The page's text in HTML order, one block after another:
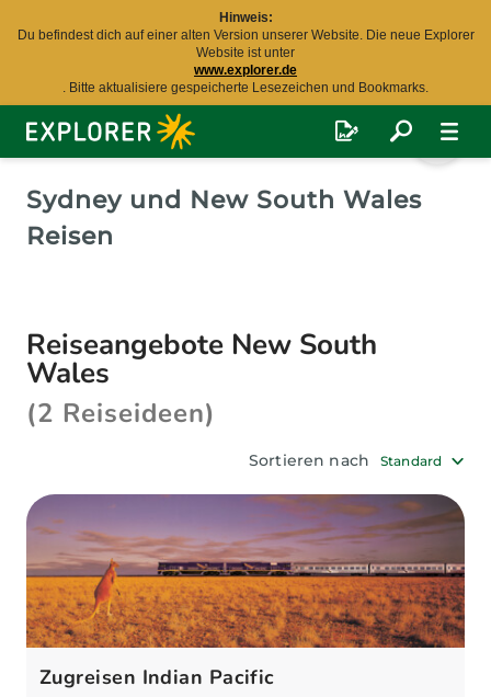
Hinweis:
Du befindest dich auf einer alten Version unserer Website. Die neue Explorer
Website ist unter
www.explorer.de
. Bitte aktualisiere gespeicherte Lesezeichen und Bookmarks.
Explorer
Fernreisen
Sydney und New South Wales
Reisen
Reiseangebote New South
Wales
(2 Reiseideen)
Sortieren nach Standard
Zugreisen Indian Pacific